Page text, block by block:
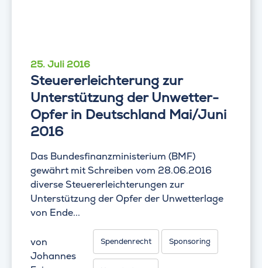
25. Juli 2016
Steuererleichterung zur
Unterstützung der Unwetter-
Opfer in Deutschland Mai/Juni
2016
Das Bundesfinanzministerium (BMF)
gewährt mit Schreiben vom 28.06.2016
diverse Steuererleichterungen zur
Unterstützung der Opfer der Unwetterlage
von Ende...
von
Johannes
Spendenrecht Sponsoring